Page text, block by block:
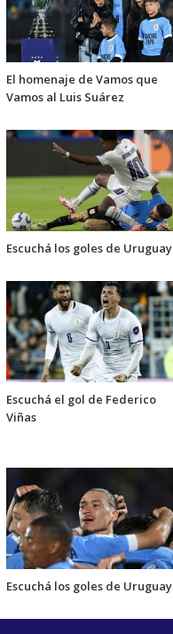
El homenaje de Vamos que
Vamos al Luis Suárez
Escuchá los goles de Uruguay
Escuchá el gol de Federico
Viñas
Escuchá los goles de Uruguay